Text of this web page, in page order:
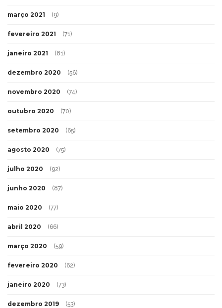
março 2021 (9)
fevereiro 2021 (71)
janeiro 2021 (81)
dezembro 2020 (56)
novembro 2020 (74)
outubro 2020 (70)
setembro 2020 (65)
agosto 2020 (75)
julho 2020 (92)
junho 2020 (87)
maio 2020 (77)
abril 2020 (66)
março 2020 (59)
fevereiro 2020 (62)
janeiro 2020 (73)
dezembro 2019 (53)